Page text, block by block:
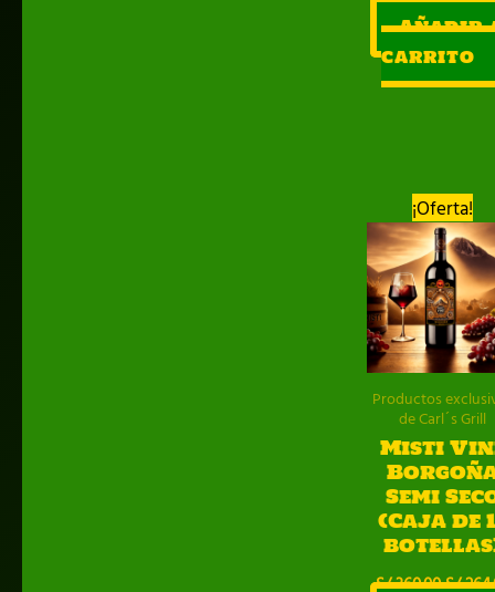
Añadir
carrito
¡Oferta!
Productos
de Carl´s Grill
Misti
Semi
(Caja de
S/360.00El
S/